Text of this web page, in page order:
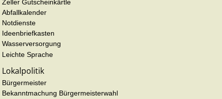
Zeller Gutscheinkärtle
Abfallkalender
Notdienste
Ideenbriefkasten
Wasserversorgung
Leichte Sprache
Lokalpolitik
Bürgermeister
Bekanntmachung Bürgermeisterwahl